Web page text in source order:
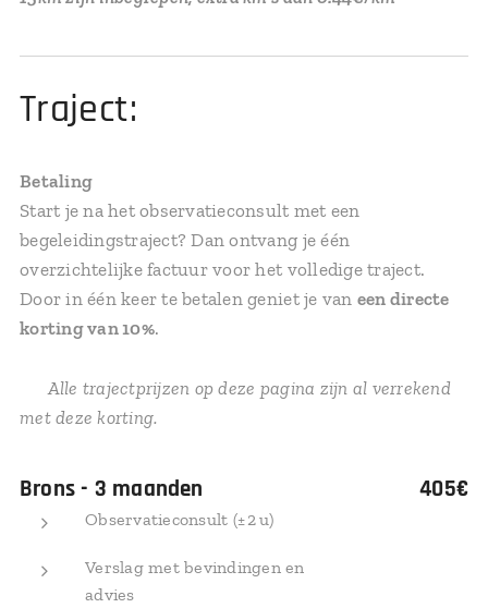
Traject:
Betaling
Start je na het observatieconsult met een
begeleidingstraject? Dan ontvang je één
overzichtelijke factuur voor het volledige traject.
Door in één keer te betalen geniet je van een directe
korting van 10%.
➡️Alle trajectprijzen op deze pagina zijn al verrekend
met deze korting.
Brons - 3 maanden
Observatieconsult (± 2 u)
Verslag met bevindingen en
advies
405€